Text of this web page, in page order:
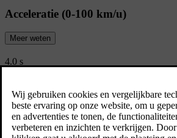
Acceleratie (0-100 km/u)
Meer weten
4.0 s